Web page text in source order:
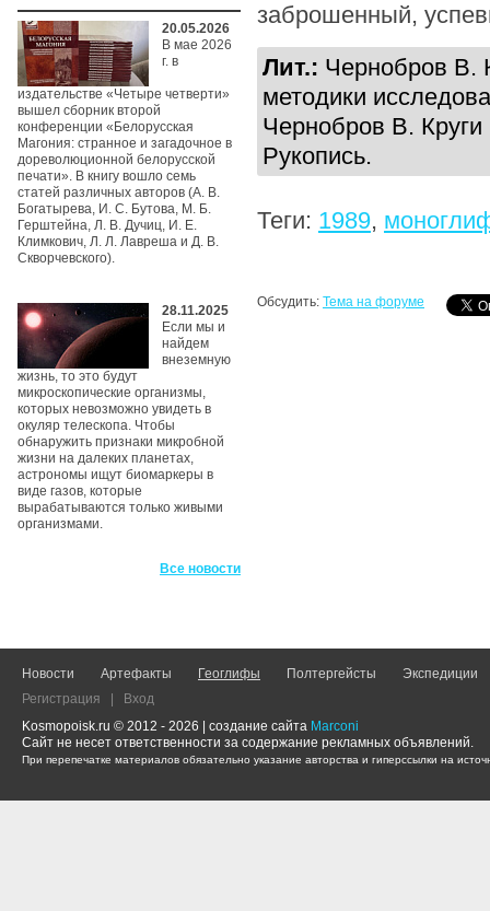
20.05.2026
В мае 2026
г. в
издательстве «Четыре четверти»
вышел сборник второй
конференции «Белорусская
Магония: странное и загадочное в
дореволюционной белорусской
печати». В книгу вошло семь
статей различных авторов (А. В.
Богатырева, И. С. Бутова, М. Б.
Герштейна, Л. В. Дучиц, И. Е.
Климкович, Л. Л. Лавреша и Д. В.
Скворчевского).
28.11.2025
Если мы и
найдем
внеземную
жизнь, то это будут
микроскопические организмы,
которых невозможно увидеть в
окуляр телескопа. Чтобы
обнаружить признаки микробной
жизни на далеких планетах,
астрономы ищут биомаркеры в
виде газов, которые
вырабатываются только живыми
организмами.
Все новости
заброшенный,
Лит.: Чернобров В.
методики
Чернобров В.
Рукопись.
Теги: 1989,
Обсудить: Тема на форуме
Новости Артефакты Геоглифы Полтергейсты
Экспедиции
Регистрация
Вход
Kosmopoisk.ru © 2012 - 2026 | создание сайта Marconi
Сайт не несет ответственности за содержание рекламных объявлений.
При перепечатке материалов обязательно указание авторства и гиперссылки на